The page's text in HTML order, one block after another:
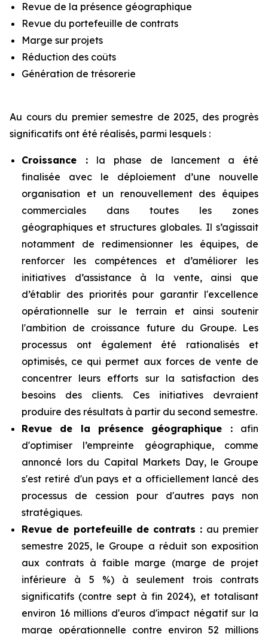
Revue de la présence géographique
Revue du portefeuille de contrats
Marge sur projets
Réduction des coûts
Génération de trésorerie
Au cours du premier semestre de 2025, des progrès
significatifs ont été réalisés, parmi lesquels :
Croissance : la phase de lancement a été
finalisée avec le déploiement d’une nouvelle
organisation et un renouvellement des équipes
commerciales dans toutes les zones
géographiques et structures globales. Il s’agissait
notamment de redimensionner les équipes, de
renforcer les compétences et d’améliorer les
initiatives d’assistance à la vente, ainsi que
d’établir des priorités pour garantir l'excellence
opérationnelle sur le terrain et ainsi soutenir
l'ambition de croissance future du Groupe. Les
processus ont également été rationalisés et
optimisés, ce qui permet aux forces de vente de
concentrer leurs efforts sur la satisfaction des
besoins des clients. Ces initiatives devraient
produire des résultats à partir du second semestre.
Revue de la présence géographique : afin
d'optimiser l’empreinte géographique, comme
annoncé lors du Capital Markets Day, le Groupe
s'est retiré d'un pays et a officiellement lancé des
processus de cession pour d'autres pays non
stratégiques.
Revue de portefeuille de contrats : au premier
semestre 2025, le Groupe a réduit son exposition
aux contrats à faible marge (marge de projet
inférieure à 5 %) à seulement trois contrats
significatifs (contre sept à fin 2024), et totalisant
environ 16 millions d'euros d'impact négatif sur la
marge opérationnelle contre environ 52 millions